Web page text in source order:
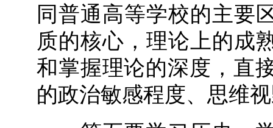
同普通高等学校的主要
质的核心，理论上的成
和掌握理论的深度，直
的政治敏感程度、思维